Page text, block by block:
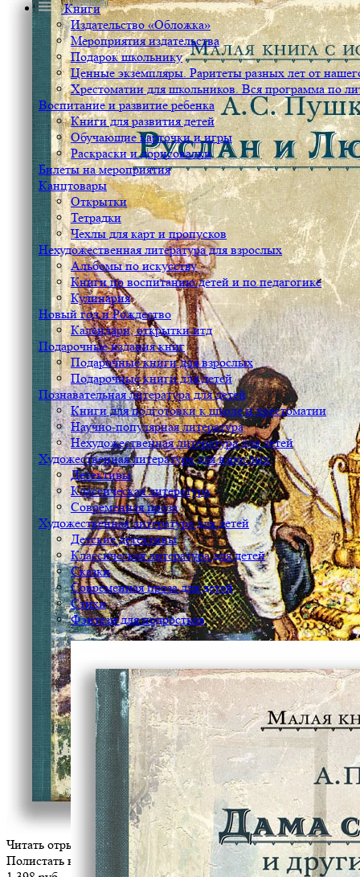
Книги
Издательство «Обложка»
Мероприятия издательства
Подарок школьнику
Ценные экземпляры. Раритеты разных лет от
Хрестоматии для школьников. Вся программа по
Воспитание и развитие ребенка
Книги для развития детей
Обучающие карточки и игры
Раскраски и дорисовалки
Билеты на мероприятия
Канцтовары
Открытки
Тетрадки
Чехлы для карт и пропусков
Нехудожественная литература для взрослых
Альбомы по искусству
Книги по воспитанию детей и по педагогике
Кулинария
Новый год и Рождество
Календари, открытки итд
Подарочные издания книг
Подарочные книги для взрослых
Подарочные книги для детей
Познавательная литература для детей
Книги для подготовки к школе и хрестоматии
Научно-популярная литература
Нехудожественная литература для детей
Художественная литература для взрослых
Детективы
Классическая литература
Современная проза
Художественная литература для детей
Детские детективы
Классическая литература для детей
Сказки
Современная проза для детей
Стихи
Фэнтези для подростков
Читать отрывок
Полистать книгу